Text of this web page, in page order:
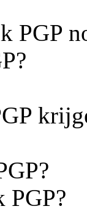
PGP
PGP?